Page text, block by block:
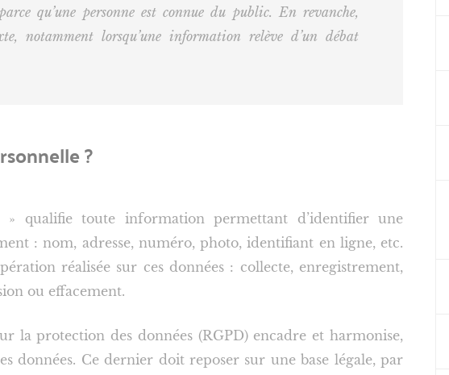
qu’une personne est connue du public. En revanche,
notamment lorsqu’une information relève d’un débat
?
» qualifie toute information permettant d’identifier une
: nom, adresse, numéro, photo, identifiant en ligne, etc.
réalisée sur ces données : collecte, enregistrement,
ou effacement.
la protection des données (RGPD) encadre et harmonise,
données. Ce dernier doit reposer sur une base légale, par